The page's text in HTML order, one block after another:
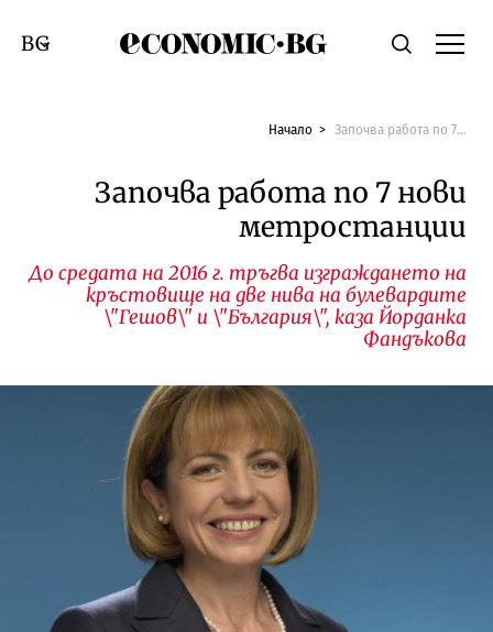
Economic.bgТърсене
Смяна на език
Начало Започва работа по 7 нови метростанции
Започва работа по 7 нови
метростанции
До средата на 2016 г. тръгва изграждането на
кръстовище на две нива на булевардите
\"Гешов\" и \"България\", каза Йорданка
Фандъкова